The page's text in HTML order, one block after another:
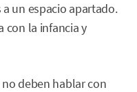
un espacio apartado.
con la infancia y
deben hablar con